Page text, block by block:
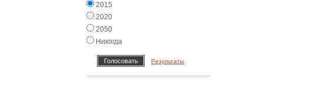
2015
2020
2050
Никогда
Результаты